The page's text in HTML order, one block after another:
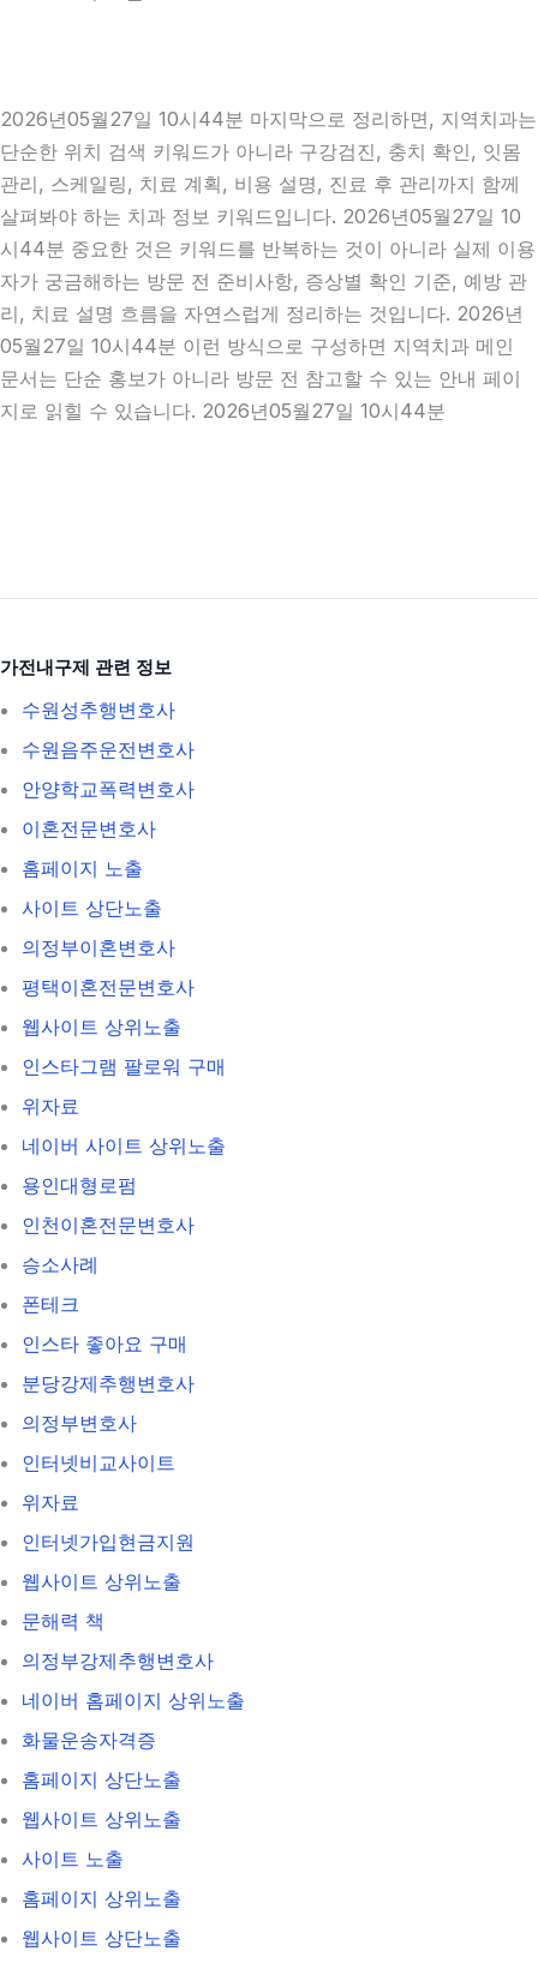
2026년05월27일 10시44분 마지막으로 정리하면, 지역치과는
단순한 위치 검색 키워드가 아니라 구강검진, 충치 확인, 잇몸
관리, 스케일링, 치료 계획, 비용 설명, 진료 후 관리까지 함께
살펴봐야 하는 치과 정보 키워드입니다. 2026년05월27일 10
시44분 중요한 것은 키워드를 반복하는 것이 아니라 실제 이용
자가 궁금해하는 방문 전 준비사항, 증상별 확인 기준, 예방 관
리, 치료 설명 흐름을 자연스럽게 정리하는 것입니다. 2026년
05월27일 10시44분 이런 방식으로 구성하면 지역치과 메인
문서는 단순 홍보가 아니라 방문 전 참고할 수 있는 안내 페이
지로 읽힐 수 있습니다. 2026년05월27일 10시44분
가전내구제 관련 정보
수원성추행변호사
수원음주운전변호사
안양학교폭력변호사
이혼전문변호사
홈페이지 노출
사이트 상단노출
의정부이혼변호사
평택이혼전문변호사
웹사이트 상위노출
인스타그램 팔로워 구매
위자료
네이버 사이트 상위노출
용인대형로펌
인천이혼전문변호사
승소사례
폰테크
인스타 좋아요 구매
분당강제추행변호사
의정부변호사
인터넷비교사이트
위자료
인터넷가입현금지원
웹사이트 상위노출
문해력 책
의정부강제추행변호사
네이버 홈페이지 상위노출
화물운송자격증
홈페이지 상단노출
웹사이트 상위노출
사이트 노출
홈페이지 상위노출
웹사이트 상단노출